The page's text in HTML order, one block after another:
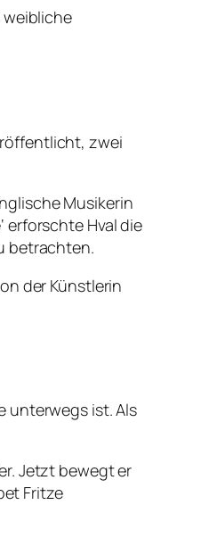
weibliche
zwei
Musikerin
erforschte Hval die
betrachten.
der Künstlerin
unterwegs ist. Als
Jetzt bewegt er
Fritze